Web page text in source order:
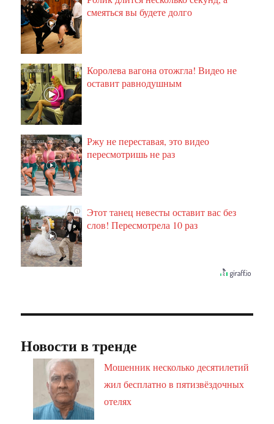
смеяться вы будете долго
i
Королева вагона отожгла! Видео не
оставит равнодушным
i
Ржу не переставая, это видео
пересмотришь не раз
i
Этот танец невесты оставит вас без
слов! Пересмотрела 10 раз
Новости в тренде
Мошенник несколько десятилетий
жил бесплатно в пятизвёздочных
отелях